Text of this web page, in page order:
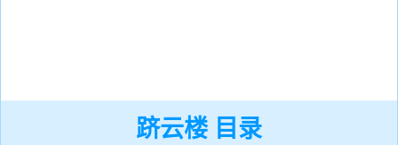
跻云楼 目录